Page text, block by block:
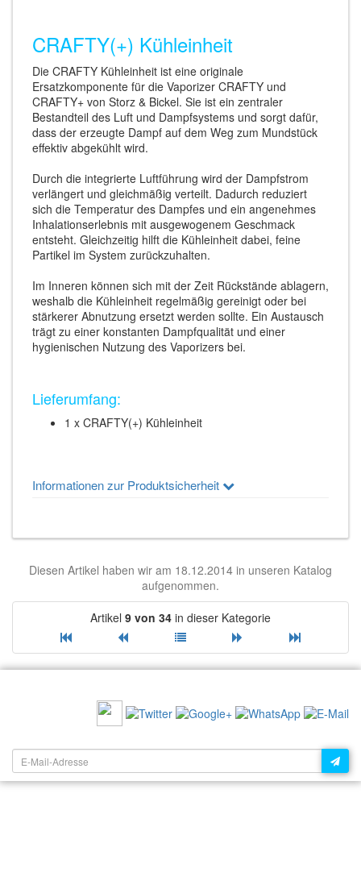
CRAFTY(+) Kühleinheit
Die CRAFTY Kühleinheit ist eine originale
Ersatzkomponente für die Vaporizer CRAFTY und
CRAFTY+ von Storz & Bickel. Sie ist ein zentraler
Bestandteil des Luft und Dampfsystems und sorgt dafür,
dass der erzeugte Dampf auf dem Weg zum Mundstück
effektiv abgekühlt wird.
Durch die integrierte Luftführung wird der Dampfstrom
verlängert und gleichmäßig verteilt. Dadurch reduziert
sich die Temperatur des Dampfes und ein angenehmes
Inhalationserlebnis mit ausgewogenem Geschmack
entsteht. Gleichzeitig hilft die Kühleinheit dabei, feine
Partikel im System zurückzuhalten.
Im Inneren können sich mit der Zeit Rückstände ablagern,
weshalb die Kühleinheit regelmäßig gereinigt oder bei
stärkerer Abnutzung ersetzt werden sollte. Ein Austausch
trägt zu einer konstanten Dampfqualität und einer
hygienischen Nutzung des Vaporizers bei.
Lieferumfang:
1 x CRAFTY(+) Kühleinheit
Informationen zur Produktsicherheit
Diesen Artikel haben wir am 18.12.2014 in unseren Katalog
aufgenommen.
Artikel 9 von 34 in dieser Kategorie